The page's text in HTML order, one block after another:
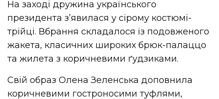
На заході дружина українського
президента з’явилася у сірому костюмі-
трійці. Вбрання складалося із подовженого
жакета, класичних широких брюк-палаццо
та жилета з коричневими ґудзиками.
Свій образ Олена Зеленська доповнила
коричневими гостроносими туфлями,